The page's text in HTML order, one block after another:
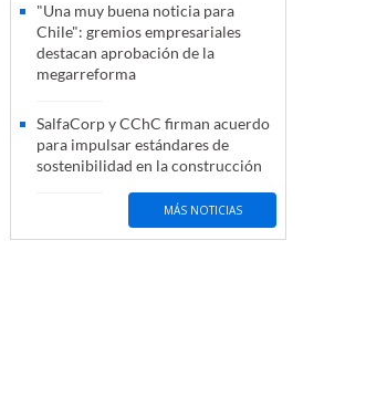
"Una muy buena noticia para
Chile": gremios empresariales
destacan aprobación de la
megarreforma
SalfaCorp y CChC firman acuerdo
para impulsar estándares de
sostenibilidad en la construcción
MÁS NOTICIAS